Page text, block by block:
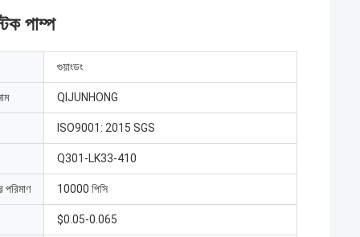
পাম্প
গুয়াংডং
QIJUNHONG
ISO9001: 2015 SGS
Q301-LK33-410
পরিমাণ 10000 পিসি
$0.05-0.065